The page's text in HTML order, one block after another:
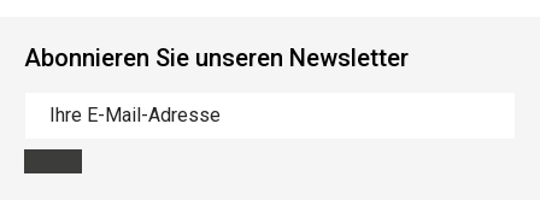
Abonnieren Sie unseren Newsletter